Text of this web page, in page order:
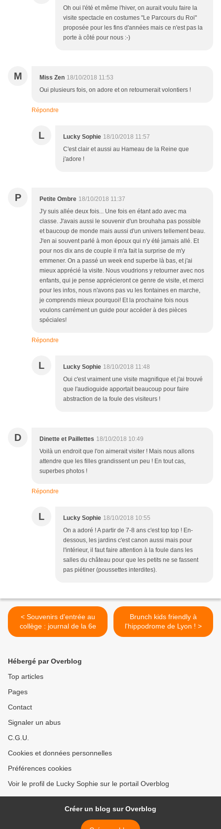
Oh oui l'été et même l'hiver, on aurait voulu faire la
visite spectacle en costumes "Le Parcours du Roi"
proposée pour les fins d'années mais ce n'est pas la
porte à côté pour nous :-)
M Miss Zen 18/10/2018 11:53
Oui plusieurs fois, on adore et on retournerait volontiers !
Répondre
L Lucky Sophie 18/10/2018 11:57
C'est clair et aussi au Hameau de la Reine que
j'adore !
P Petite Ombre 18/10/2018 11:37
J'y suis allée deux fois... Une fois en étant ado avec ma
classe. J'avais aussi le souvenir d'un brouhaha pas possible
et baucoup de monde mais aussi d'un univers tellement beau.
J'en ai souvent parlé à mon époux qui n'y été jamais allé. Et
pour nos dix ans de couple il m'a fait la surprise de m'y
emmener. On a passé un week end superbe là bas, et j'ai
mieux apprécié la visite. Nous voudrions y retourner avec nos
enfants, qui je pense apprécieront ce genre de visite, et merci
pour les infos, nous n'avons pas vu les fontaines en marche,
je comprends mieux pourquoi! Et la prochaine fois nous
voulons carrément un guide pour accéder à des pièces
spéciales!
Répondre
L Lucky Sophie 18/10/2018 11:48
Oui c'est vraiment une visite magnifique et j'ai trouvé
que l'audioguide apportait beaucoup pour faire
abstraction de la foule des visiteurs !
D Dinette et Paillettes 18/10/2018 10:49
Voilà un endroit que l'on aimerait visiter ! Mais nous allons
attendre que les filles grandissent un peu ! En tout cas,
superbes photos !
Répondre
L Lucky Sophie 18/10/2018 10:55
On a adoré ! A partir de 7-8 ans c'est top top ! En-
dessous, les jardins c'est canon aussi mais pour
l'intérieur, il faut faire attention à la foule dans les
salles du château pour que les petits ne se fassent
pas piétiner (poussettes interdites).
< Souvenirs d'entrée au
collège : journal de la 6e
Brunch kids friendly à
l'hippodrome de Lyon ! >
Hébergé par Overblog
Top articles
Pages
Contact
Signaler un abus
C.G.U.
Cookies et données personnelles
Préférences cookies
Voir le profil de Lucky Sophie sur le portail Overblog
Créer un blog sur Overblog